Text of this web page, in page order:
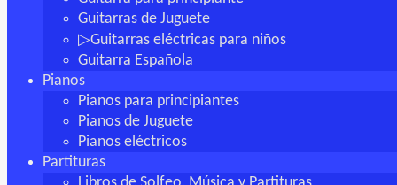
Guitarras de Juguete
▷Guitarras eléctricas para niños
Guitarra Española
Pianos
Pianos para principiantes
Pianos de Juguete
Pianos eléctricos
Partituras